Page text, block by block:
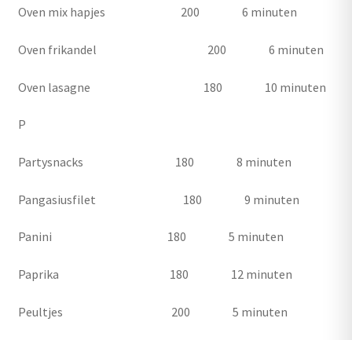
Oven mix hapjes 200 6 minuten
Oven frikandel 200 6 minuten
Oven lasagne 180 10 minuten
P
Partysnacks 180 8 minuten
Pangasiusfilet 180 9 minuten
Panini 180 5 minuten
Paprika 180 12 minuten
Peultjes 200 5 minuten